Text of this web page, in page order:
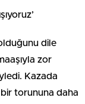
dile
zor
Kazada
bir torununa daha